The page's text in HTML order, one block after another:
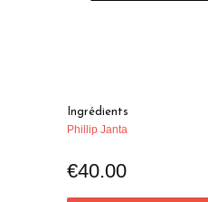
Ingrédients
Phillip Janta
€40.00